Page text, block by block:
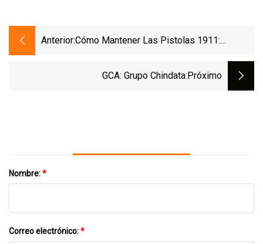
Anterior:Cómo Mantener Las Pistolas 1911:
GCA: Grupo Chindata:próximo
Nombre:*
Correo electrónico:*